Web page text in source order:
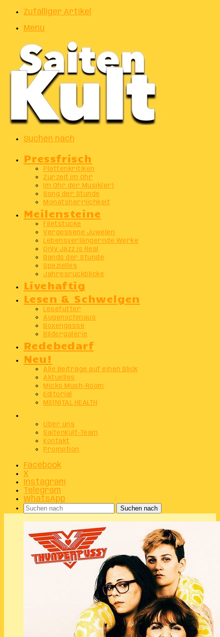
Zufälliger Artikel
Menu
Suchen nach
Pressfrisch
Plattenkritiken
Zurzeit im Ohr
Im Ohr der Musik(er)
Song der Stunde
Monatsherrlichkeit
Meilensteine
Filetstücke
Vergessene Juwelen
Lebensverlängernde Werke
Only Jazz Is Real
Bands der Stunde
Spezielles
Jahresrückblicke
Livehaftig
Lesen & Schwelgen
Lesefutter
Augenschmaus
Boxengasse
Bildergalerie
Redebedarf
Neu!
Alle Beiträge auf einen Blick
Aktuelles
Micks Mush-Room
Editorial
ME(N)TAL HEALTH
Über uns
SaitenKult-Team
Kontakt
Promotion
Facebook
X
Instagram
Telegram
WhatsApp
Suchen nach